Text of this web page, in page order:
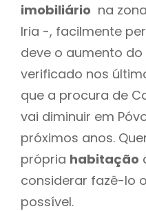
imobiliário na
Iria -, facilmente
deve o aumento
verificado nos
que a procura de
vai diminuir em
próximos anos.
própria habitação
considerar fazê-lo
possível.